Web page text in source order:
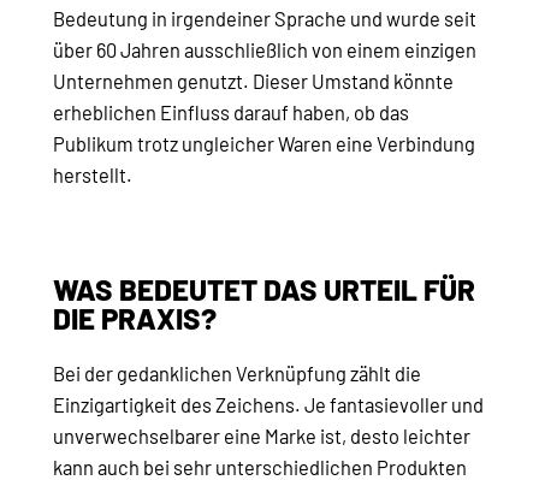
Bedeutung in irgendeiner Sprache und wurde seit
über 60 Jahren ausschließlich von einem einzigen
Unternehmen genutzt. Dieser Umstand könnte
erheblichen Einfluss darauf haben, ob das
Publikum trotz ungleicher Waren eine Verbindung
herstellt.
WAS BEDEUTET DAS URTEIL FÜR
DIE PRAXIS?
Bei der gedanklichen Verknüpfung zählt die
Einzigartigkeit des Zeichens. Je fantasievoller und
unverwechselbarer eine Marke ist, desto leichter
kann auch bei sehr unterschiedlichen Produkten